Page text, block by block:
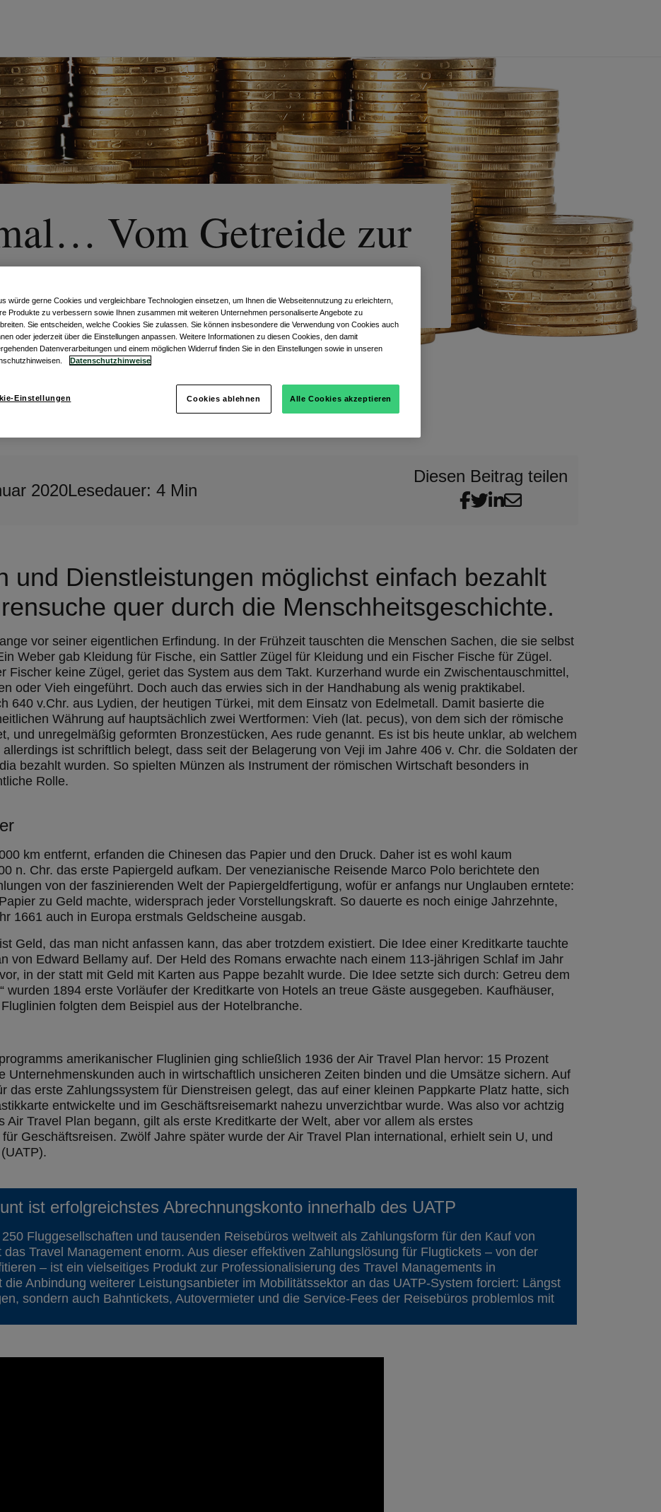
Vom Getreide zur
2020Lesedauer: 4 Min
Diesen Beitrag teilen
und Dienstleistungen möglichst einfach bezahlt
quer durch die Menschheitsgeschichte.
vor seiner eigentlichen Erfindung. In der Frühzeit tauschten die Menschen Sachen, die sie selbst
Weber gab Kleidung für Fische, ein Sattler Zügel für Kleidung und ein Fischer Fische für Zügel.
Fischer keine Zügel, geriet das System aus dem Takt. Kurzerhand wurde ein Zwischentauschmittel,
oder Vieh eingeführt. Doch auch das erwies sich in der Handhabung als wenig praktikabel.
640 v.Chr. aus Lydien, der heutigen Türkei, mit dem Einsatz von Edelmetall. Damit basierte die
Währung auf hauptsächlich zwei Wertformen: Vieh (lat. pecus), von dem sich der römische
und unregelmäßig geformten Bronzestücken, Aes rude genannt. Es ist bis heute unklar, ab welchem
ist schriftlich belegt, dass seit der Belagerung von Veji im Jahre 406 v. Chr. die Soldaten der
bezahlt wurden. So spielten Münzen als Instrument der römischen Wirtschaft besonders in
Rolle.
km entfernt, erfanden die Chinesen das Papier und den Druck. Daher ist es wohl kaum
n. Chr. das erste Papiergeld aufkam. Der venezianische Reisende Marco Polo berichtete den
von der faszinierenden Welt der Papiergeldfertigung, wofür er anfangs nur Unglauben erntete:
zu Geld machte, widersprach jeder Vorstellungskraft. So dauerte es noch einige Jahrzehnte,
1661 auch in Europa erstmals Geldscheine ausgab.
Geld, das man nicht anfassen kann, das aber trotzdem existiert. Die Idee einer Kreditkarte tauchte
von Edward Bellamy auf. Der Held des Romans erwachte nach einem 113-jährigen Schlaf im Jahr
in der statt mit Geld mit Karten aus Pappe bezahlt wurde. Die Idee setzte sich durch: Getreu dem
wurden 1894 erste Vorläufer der Kreditkarte von Hotels an treue Gäste ausgegeben. Kaufhäuser,
folgten dem Beispiel aus der Hotelbranche.
amerikanischer Fluglinien ging schließlich 1936 der Air Travel Plan hervor: 15 Prozent
Unternehmenskunden auch in wirtschaftlich unsicheren Zeiten binden und die Umsätze sichern. Auf
das erste Zahlungssystem für Dienstreisen gelegt, das auf einer kleinen Pappkarte Platz hatte, sich
entwickelte und im Geschäftsreisemarkt nahezu unverzichtbar wurde. Was also vor achtzig
Air Travel Plan begann, gilt als erste Kreditkarte der Welt, aber vor allem als erstes
Geschäftsreisen. Zwölf Jahre später wurde der Air Travel Plan international, erhielt sein U, und
ist erfolgreichstes Abrechnungskonto innerhalb des UATP
Fluggesellschaften und tausenden Reisebüros weltweit als Zahlungsform für den Kauf von
Travel Management enorm. Aus dieser effektiven Zahlungslösung für Flugtickets – von der
– ist ein vielseitiges Produkt zur Professionalisierung des Travel Managements in
Anbindung weiterer Leistungsanbieter im Mobilitätssektor an das UATP-System forciert: Längst
sondern auch Bahntickets, Autovermieter und die Service-Fees der Reisebüros problemlos mit
würde gerne Cookies und vergleichbare Technologien einsetzen, um Ihnen die Webseitennutzung zu erleichtern,
Produkte zu verbessern sowie Ihnen zusammen mit weiteren Unternehmen personaliserte Angebote zu
Sie entscheiden, welche Cookies Sie zulassen. Sie können insbesondere die Verwendung von Cookies auch
oder jederzeit über die Einstellungen anpassen. Weitere Informationen zu diesen Cookies, den damit
Datenverarbeitungen und einem möglichen Widerruf finden Sie in den Einstellungen sowie in unseren
Datenschutzhinweise
Einstellungen Cookies ablehnen Alle Cookies akzeptieren